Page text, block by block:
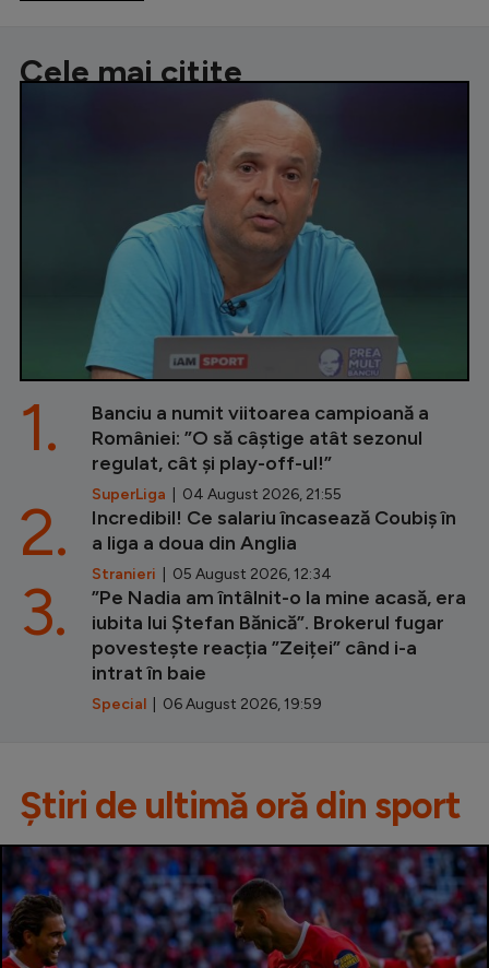
Cele mai citite
Banciu a numit viitoarea campioană a
României: ”O să câștige atât sezonul
regulat, cât și play-off-ul!”
SuperLiga | 04 August 2026, 21:55
1.
Incredibil! Ce salariu încasează Coubiș în
a liga a doua din Anglia
Stranieri | 05 August 2026, 12:34
2.
”Pe Nadia am întâlnit-o la mine acasă, era
iubita lui Ștefan Bănică”. Brokerul fugar
povestește reacția ”Zeiței” când i-a
intrat în baie
Special | 06 August 2026, 19:59
3.
Știri de ultimă oră din sport